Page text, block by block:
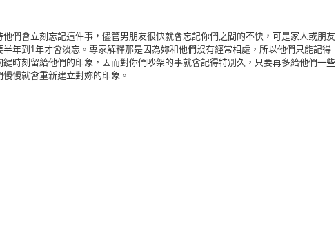
他們會立刻忘記這件事，儘管男朋友很快就會忘記你們之間的不快，可是家人或朋友
半年到1年才會淡忘。專家解釋那是因為妳和他們沒有經常相處，所以他們只能記得
鍵時刻留給他們的印象，因而對你們吵架的事就會記得特別久，只要再多給他們一些
慢慢就會重新建立對妳的印象。